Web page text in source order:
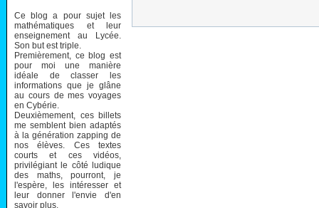
Ce blog a pour sujet les
mathématiques et leur
enseignement au Lycée.
Son but est triple.
Premièrement, ce blog est
pour moi une manière
idéale de classer les
informations que je glâne
au cours de mes voyages
en Cybérie.
Deuxièmement, ces billets
me semblent bien adaptés
à la génération zapping de
nos élèves. Ces textes
courts et ces vidéos,
privilégiant le côté ludique
des maths, pourront, je
l'espère, les intéresser et
leur donner l'envie d'en
savoir plus.